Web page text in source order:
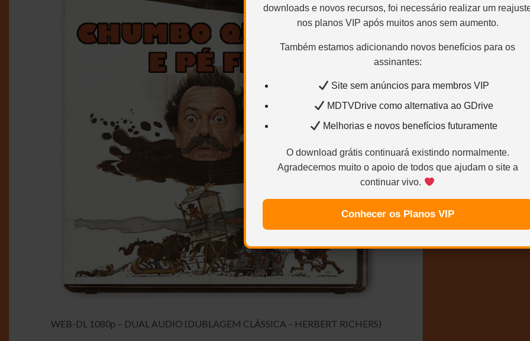
downloads e novos recursos, foi necessário realizar um
nos planos VIP após muitos anos sem aumento.
Também estamos adicionando novos benefícios para os
assinantes:
Site sem anúncios para membros VIP
MDTVDrive como alternativa ao GDrive
Melhorias e novos benefícios futuramente
O download grátis continuará existindo normalmente.
Agradecemos muito o apoio de todos que ajudam o site a
continuar vivo.
Conhecer os Planos VIP
WEB-DL 1080p – DUAL AUDIO (DUBLAGEM CLÁSSICA – HERBERT RICHERS)